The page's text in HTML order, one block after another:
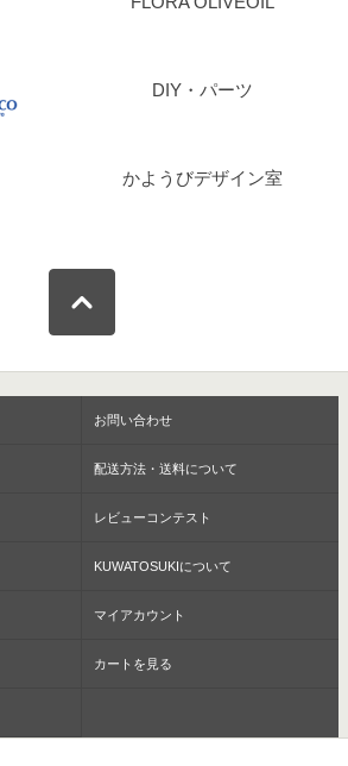
DIY・パーツ
かようびデザイン室
お問い合わせ
配送方法・送料について
レビューコンテスト
KUWATOSUKIについて
マイアカウント
カートを見る